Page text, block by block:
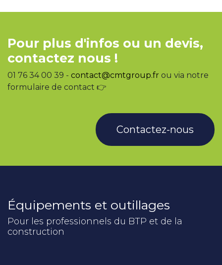
Pour plus d'infos ou un devis,
contactez nous !
01 76 34 00 39 - contact@cmtgroup.fr ou via notre
formulaire de contact 👉
Contactez-nous
Équipements et outillages
Pour les professionnels du BTP et de la
construction